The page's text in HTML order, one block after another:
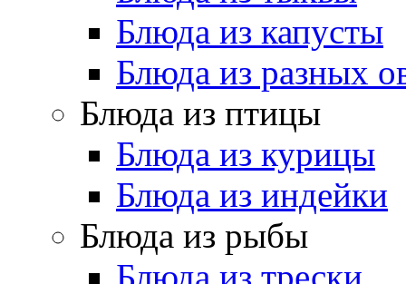
Блюда из капусты
Блюда из разных
Блюда из птицы
Блюда из курицы
Блюда из индейки
Блюда из рыбы